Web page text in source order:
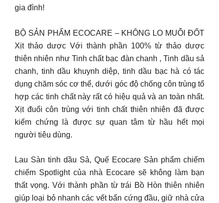
gia đình!
BỘ SẢN PHẨM ECOCARE – KHÔNG LO MUỖI ĐỐT
Xịt thảo dược Với thành phần 100% từ thảo dược
thiên nhiên như Tinh chất bạc đàn chanh , Tinh dầu sả
chanh, tinh dầu khuynh diệp, tinh dầu bạc hà có tác
dụng chăm sóc cơ thể, dưới góc độ chống côn trùng tổ
hợp các tinh chất này rất có hiệu quả và an toàn nhất.
Xịt đuổi côn trùng với tinh chất thiên nhiên đã được
kiểm chứng là được sự quan tâm từ hầu hết mọi
người tiêu dùng.
Lau Sàn tinh dầu Sả, Quế Ecocare Sản phẩm chiếm
chiếm Spotlight của nhà Ecocare sẽ không làm bạn
thất vọng. Với thành phần từ trái Bồ Hòn thiên nhiên
giúp loại bỏ nhanh các vết bẩn cứng đầu, giữ nhà cửa